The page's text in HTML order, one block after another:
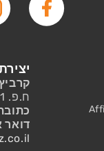
פייסבוק
ח.פ. 510522451
דואר